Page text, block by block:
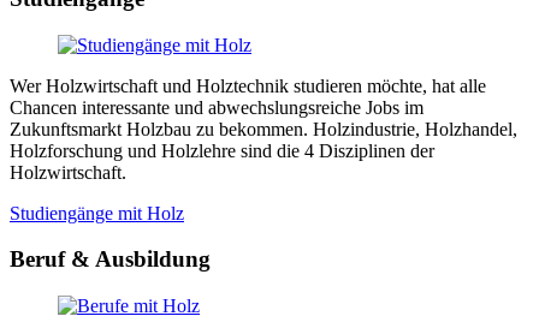
Wer Holzwirtschaft und Holztechnik studieren möchte, hat alle
Chancen interessante und abwechslungsreiche Jobs im
Zukunftsmarkt Holzbau zu bekommen. Holzindustrie, Holzhandel,
Holzforschung und Holzlehre sind die 4 Disziplinen der
Holzwirtschaft.
Studiengänge mit Holz
Beruf & Ausbildung